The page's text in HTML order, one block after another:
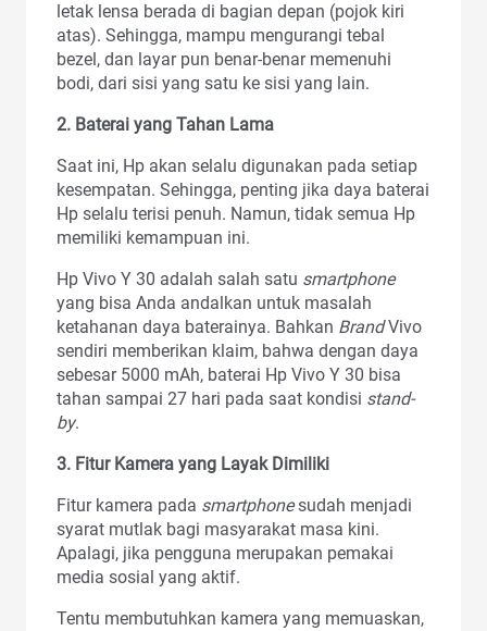
letak lensa berada di bagian depan (pojok kiri
atas). Sehingga, mampu mengurangi tebal
bezel, dan layar pun benar-benar memenuhi
bodi, dari sisi yang satu ke sisi yang lain.
2. Baterai yang Tahan Lama
Saat ini, Hp akan selalu digunakan pada setiap
kesempatan. Sehingga, penting jika daya baterai
Hp selalu terisi penuh. Namun, tidak semua Hp
memiliki kemampuan ini.
Hp Vivo Y 30 adalah salah satu smartphone
yang bisa Anda andalkan untuk masalah
ketahanan daya baterainya. Bahkan BrandVivo
sendiri memberikan klaim, bahwa dengan daya
sebesar 5000 mAh, baterai Hp Vivo Y 30 bisa
tahan sampai 27 hari pada saat kondisi stand-
by.
3. Fitur Kamera yang Layak Dimiliki
Fitur kamera pada smartphonesudah menjadi
syarat mutlak bagi masyarakat masa kini.
Apalagi, jika pengguna merupakan pemakai
media sosial yang aktif.
Tentu membutuhkan kamera yang memuaskan,